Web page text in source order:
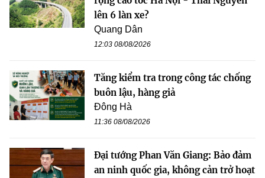
lên 6 làn xe?
Quang Dân
12:03 08/08/2026
Tăng kiểm tra trong công tác chống
buôn lậu, hàng giả
Đông Hà
11:36 08/08/2026
Đại tướng Phan Văn Giang: Bảo đảm
an ninh quốc gia, không cản trở hoạt